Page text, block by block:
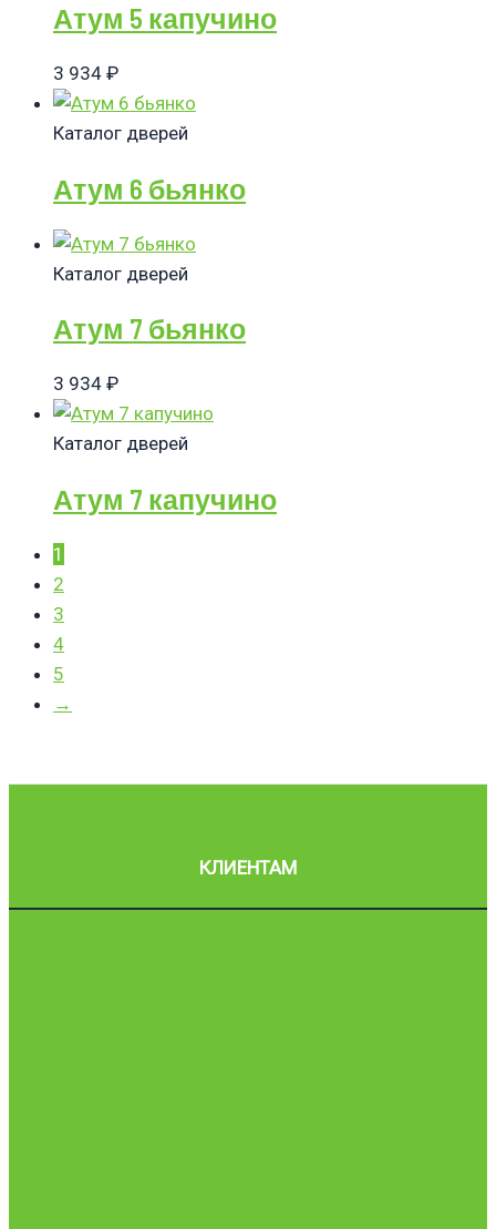
Атум 5 капучино
3 934 ₽
Каталог дверей
Атум 6 бьянко
Каталог дверей
Атум 7 бьянко
3 934 ₽
Каталог дверей
Атум 7 капучино
1
2
3
4
5
→
КЛИЕНТАМ